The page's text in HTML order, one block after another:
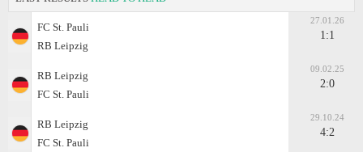
FC St. Pauli
RB Leipzig
27.01.26
1:1
RB Leipzig
FC St. Pauli
09.02.25
2:0
RB Leipzig
FC St. Pauli
29.10.24
4:2